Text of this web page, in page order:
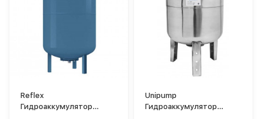
Reflex
Гидроаккумулятор
Unipump
Гидроаккумулятор